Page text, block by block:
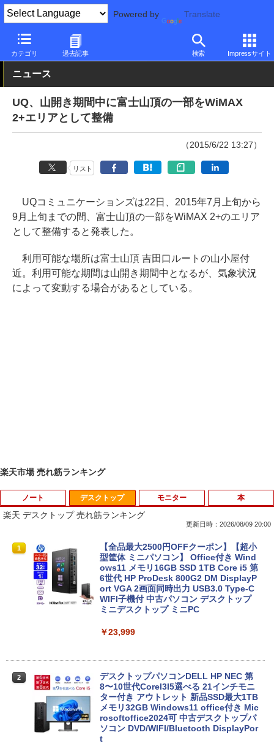
Powered by Translate
カテゴリ 過去記事 検索 Impressサイト
PC Watch 市場 技術
ニュース
UQ、山開き期間中に富士山頂の一部をWiMAX
2+エリアとして整備
（2015/6/22 13:27）
リスト
UQコミュニケーションズは22日、2015年7月上旬から
9月上旬までの間、富士山頂の一部をWiMAX 2+のエリア
として整備すると発表した。
利用可能な場所は富士山頂 吉田口ルートの山小屋付
近。利用可能な期間は山開き期間中となるが、気象状況
によって変動する場合があるとしている。
楽天市場 売れ筋ランキング
ノート
1
【マラソンP5倍/10%オフクーポン】中古
ノートパソコン Windows11 Pro Office
付き Lenovo ThinkPad L590 第8世代 C
ore i5 メモリ16GB 高速SSD256GB 15.6
インチ Bluetooth HDMI カメラ Wi-Fi 初
期設定済み 送料無料 90日保証
｜東芝dynabook B55/65｜軽量 ｜ Micr
osoft Office 2024 可｜高性能｜Office付
き｜15.6インチ大画面｜Core i5 第8世代
メモリ8GB 新品SSD256GB｜Wi-Fi Blue
tooth WEBカメラ内蔵 中古パソコン オ
フィス付き 中古PC ノートPC
デスクトップ
楽天 デスクトップ 売れ筋ランキング
更新日時：2026/08/09 20:00
1
【全品最大2500円OFFクーポン】【超小
型筐体 ミニパソコン】 Office付き Wind
ows11 メモリ16GB SSD 1TB Core i5 第
6世代 HP ProDesk 800G2 DM DisplayP
ort VGA 2画面同時出力 USB3.0 Type-C
WIFI子機付 中古パソコン デスクトップ
ミニデスクトップ ミニPC
￥23,999
2
デスクトップパソコンDELL HP NEC 第
8〜10世代CoreI3I5選べる 21インチモニ
ター付き アウトレット 新品SSD最大1TB
メモリ32GB Windows11 office付き Mic
rosoftoffice2024可 中古デスクトップパ
ソコン DVD/WIFI/Bluetooth DisplayPor
t
モニター 本